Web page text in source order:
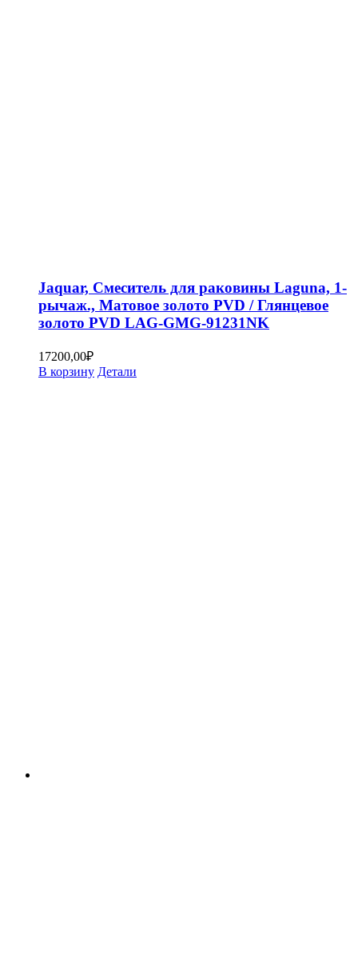
Jaquar, Смеситель для раковины Laguna, 1-
рычаж., Матовое золото PVD / Глянцевое
золото PVD LAG-GMG-91231NK
17200,00₽
В корзину Детали